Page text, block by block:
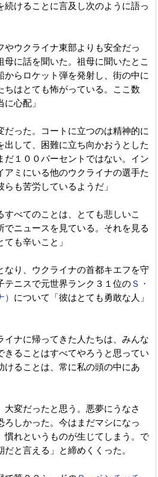
続けることに言及し次のように語っ
やウクライナ東部よりも安全だっ
母に話を聞いた。祖母に聞いたとこ
からロケット弾を発射し、街の中に
ちはとても怖がっている。ここ数
心配」
だった。コートに立つのは精神的に
出して、困難に立ち向かおうとした
だ１００パーセントではない。イン
アミにいる他のウクライナの選手た
も苦労しているようだ」
すべてのことは、とても悲しいこ
でニュースを見ている。それを見る
も辛いこと」
なり、ウクライナの首都キエフを守
テニスで元世界ランク３１位のＳ・
について「彼はとても勇敢な人」
イナに帰ってきた人たちは、みんな
きることはすべてやろうと思ってい
けることは、常に私の頭の中にあ
大変だったと思う。悪夢にうなさ
ろしかった。今はまだマシになっ
慣れというものが生じてしまう。で
と言える」と締めくくった。